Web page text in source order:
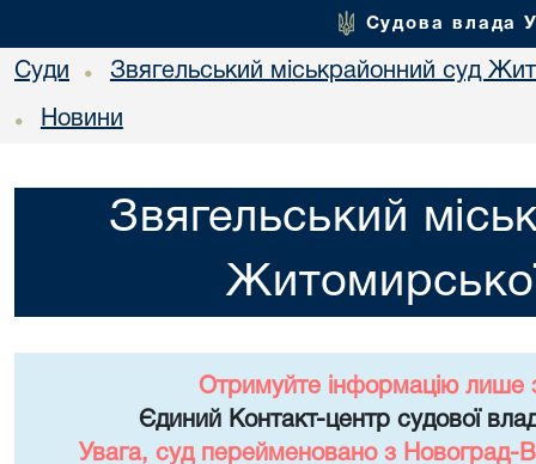
Судова влада
Суди • Звягельський міськрайонний суд
• Новини
Звягельський
Отримуйте інформацію лише
Єдиний Контакт-центр судової
Увага, суд перейменовано з Новоград-